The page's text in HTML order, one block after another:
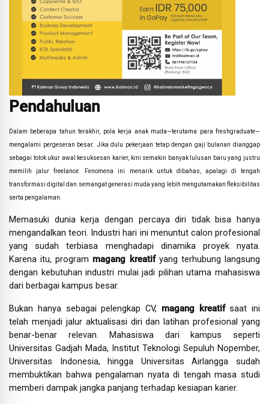
Pendahuluan
Dalam beberapa tahun terakhir, pola kerja anak muda—terutama para freshgraduate—
mengalami pergeseran besar. Jika dulu pekerjaan tetap dengan gaji bulanan dianggap
sebagai tolok ukur awal kesuksesan karier, kini semakin banyak lulusan baru yang justru
memilih jalur freelance. Fenomena ini menarik untuk dibahas, apalagi di tengah
transformasi digital dan semangat generasi muda yang lebih mengutamakan fleksibilitas
serta pengalaman.
Memasuki dunia kerja dengan percaya diri tidak bisa hanya
mengandalkan teori. Industri hari ini menuntut calon profesional
yang sudah terbiasa menghadapi dinamika proyek nyata.
Karena itu, program magang kreatifyang terhubung langsung
dengan kebutuhan industri mulai jadi pilihan utama mahasiswa
dari berbagai kampus besar.
Bukan hanya sebagai pelengkap CV, magang kreatifsaat ini
telah menjadi jalur aktualisasi diri dan latihan profesional yang
benar-benar relevan. Mahasiswa dari kampus seperti
Universitas Gadjah Mada, Institut Teknologi Sepuluh Nopember,
Universitas Indonesia, hingga Universitas Airlangga sudah
membuktikan bahwa pengalaman nyata di tengah masa studi
memberi dampak jangka panjang terhadap kesiapan karier.